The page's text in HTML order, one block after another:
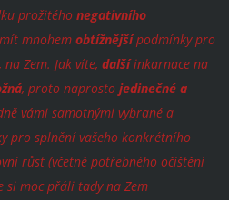
prožitého negativního
mnohem obtížnějšípodmínky pro
Zem. Jak víte, dalšíinkarnace na
, proto naprosto jedinečné a
vámi samotnými vybrané a
pro splnění vašeho konkrétního
růst (včetně potřebného očištění
si moc přáli tady na Zem